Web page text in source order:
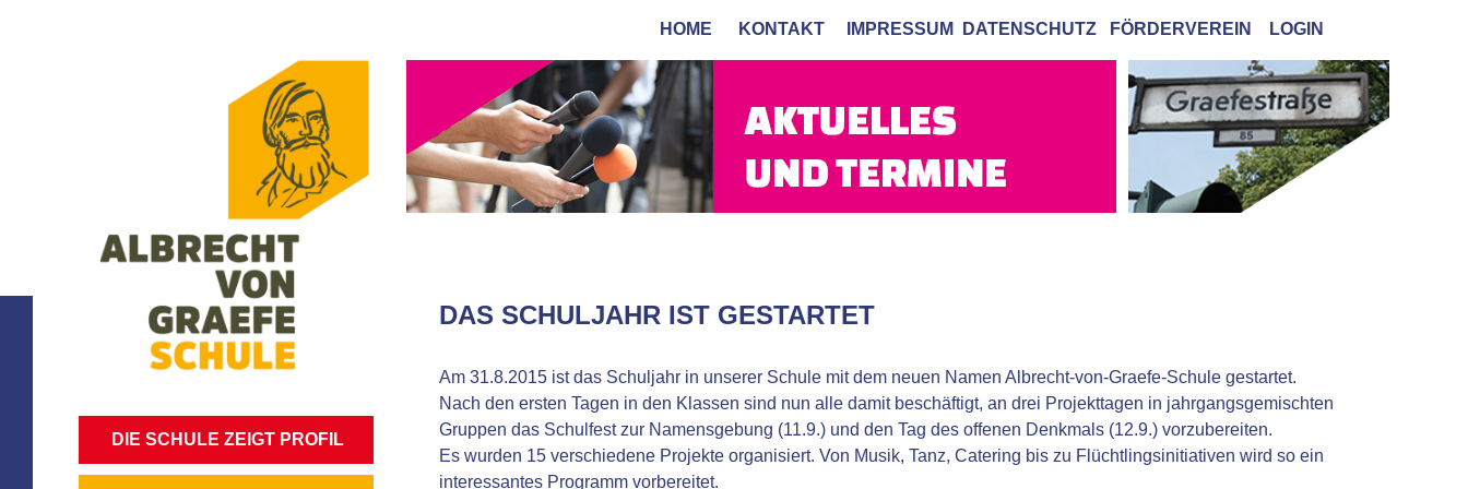
HOME KONTAKT IMPRESSUM DATENSCHUTZ FÖRDERVEREIN LOGIN
DAS SCHULJAHR IST GESTARTET
Am 31.8.2015 ist das Schuljahr in unserer Schule mit dem neuen Namen Albrecht-von-Graefe-Schule gestartet.
Nach den ersten Tagen in den Klassen sind nun alle damit beschäftigt, an drei Projekttagen in jahrgangsgemischten
Gruppen das Schulfest zur Namensgebung (11.9.) und den Tag des offenen Denkmals (12.9.) vorzubereiten.
Es wurden 15 verschiedene Projekte organisiert. Von Musik, Tanz, Catering bis zu Flüchtlingsinitiativen wird so ein
interessantes Programm vorbereitet.
NAVIGATION
ÜBERSPRINGEN
DIE SCHULE ZEIGT PROFIL